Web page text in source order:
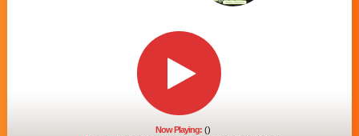
Now Playing:()